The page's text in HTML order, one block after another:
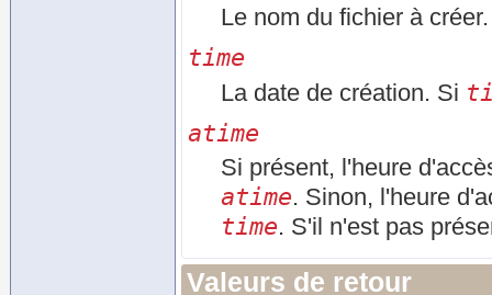
Le nom du fichier à créer.
time
La date de création. Si
atime
Si présent, l'heure
atime. Sinon, l'heure
time. S'il n'est pas
Valeurs de retour